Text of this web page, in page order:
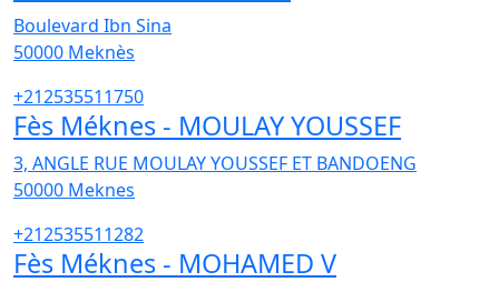
Boulevard Ibn Sina
50000 Meknès
+212535511750
Fès Méknes - MOULAY YOUSSEF
3, ANGLE RUE MOULAY YOUSSEF ET BANDOENG
50000 Meknes
+212535511282
Fès Méknes - MOHAMED V